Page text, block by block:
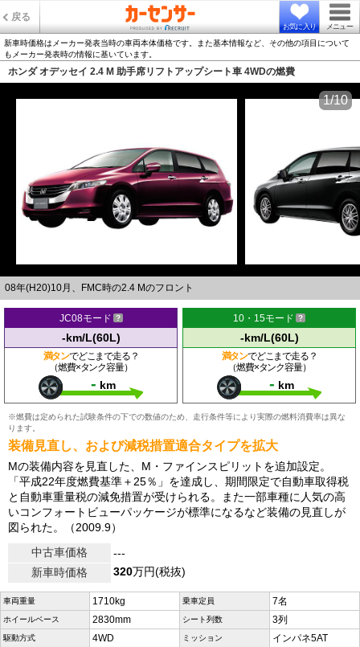
戻る
お気に入り メニュー
新車時価格はメーカー発表当時の車両本体価格です。また基本情報など、その他の項目について
もメーカー発表時の情報に基いています。
ホンダ オデッセイ 2.4 M 助手席リフトアップシート車 4WDの燃費
08年(H20)10月、FMC時の2.4 Mのフロント
1/10
JC08モード
-km/L(60L)
満タンでどこまで走る？
（燃費×タンク容量）
- km
10・15モード
-km/L(60L)
満タンでどこまで走る？
（燃費×タンク容量）
- km
※燃費は定められた試験条件の下での数値のため、走行条件等により実際の燃料消費率は異な
ります。
装備見直し、および減税措置適合タイプを拡大
Mの装備内容を見直した、M・ファインスピリットを追加設定。
「平成22年度燃費基準＋25％」を達成し、期間限定で自動車取得税
と自動車重量税の減免措置が受けられる。また一部車種に人気の高
いコンフォートビューパッケージが標準になるなど装備の見直しが
図られた。（2009.9）
中古車価格
---
新車時価格
320万円(税抜)
車両重量 1710kg 乗車定員 7名
ホイールベース 2830mm シート列数 3列
駆動方式 4WD ミッション インパネ5AT